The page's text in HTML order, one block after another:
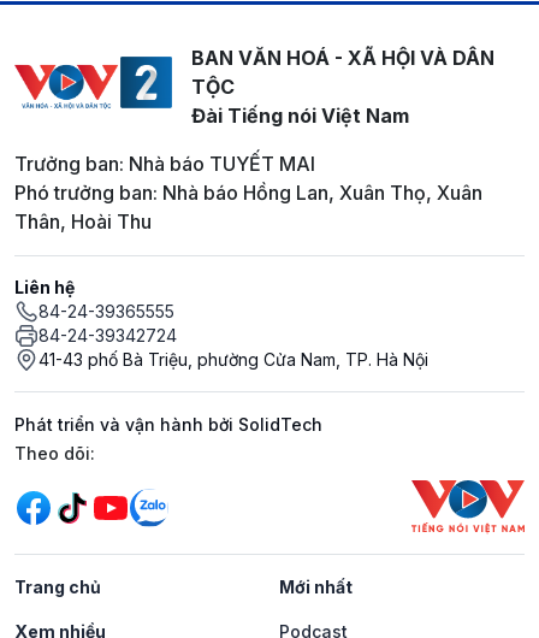
BAN VĂN HOÁ - XÃ HỘI VÀ DÂN
TỘC
Đài Tiếng nói Việt Nam
Trưởng ban: Nhà báo TUYẾT MAI
Phó trưởng ban: Nhà báo Hồng Lan, Xuân Thọ, Xuân
Thân, Hoài Thu
Liên hệ
84-24-39365555
84-24-39342724
41-43 phố Bà Triệu, phường Cửa Nam, TP. Hà Nội
Phát triển và vận hành bởi SolidTech
Mạng xã hội
Theo dõi:
Trang chủ Mới nhất
Xem nhiều Podcast